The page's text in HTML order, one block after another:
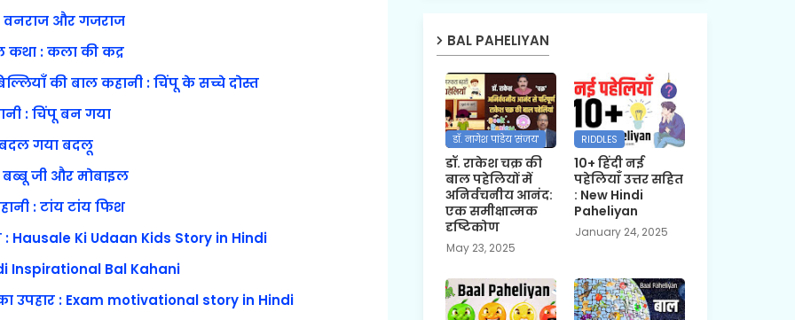
वनराज और गजराज
: कला की कद्र
की बाल कहानी : चिंपू के सच्चे दोस्त
: चिंपू बन गया
बदल गया बदलू
जी और मोबाइल
: टांय टांय फिश
Hausale Ki Udaan Kids Story in Hindi
Inspirational Bal Kahani
उपहार : Exam motivational story in Hindi
BAL PAHELIYAN
डॉ. नागेश पांडेय 'संजय'
डॉ. राकेश चक्र की
बाल पहेलियों में
अनिर्वचनीय आनंद:
एक समीक्षात्मक
दृष्टिकोण
May 23, 2025
RIDDLES
10+ हिंदी नई
पहेलियाँ उत्तर सहित
: New Hindi
Paheliyan
January 24, 2025